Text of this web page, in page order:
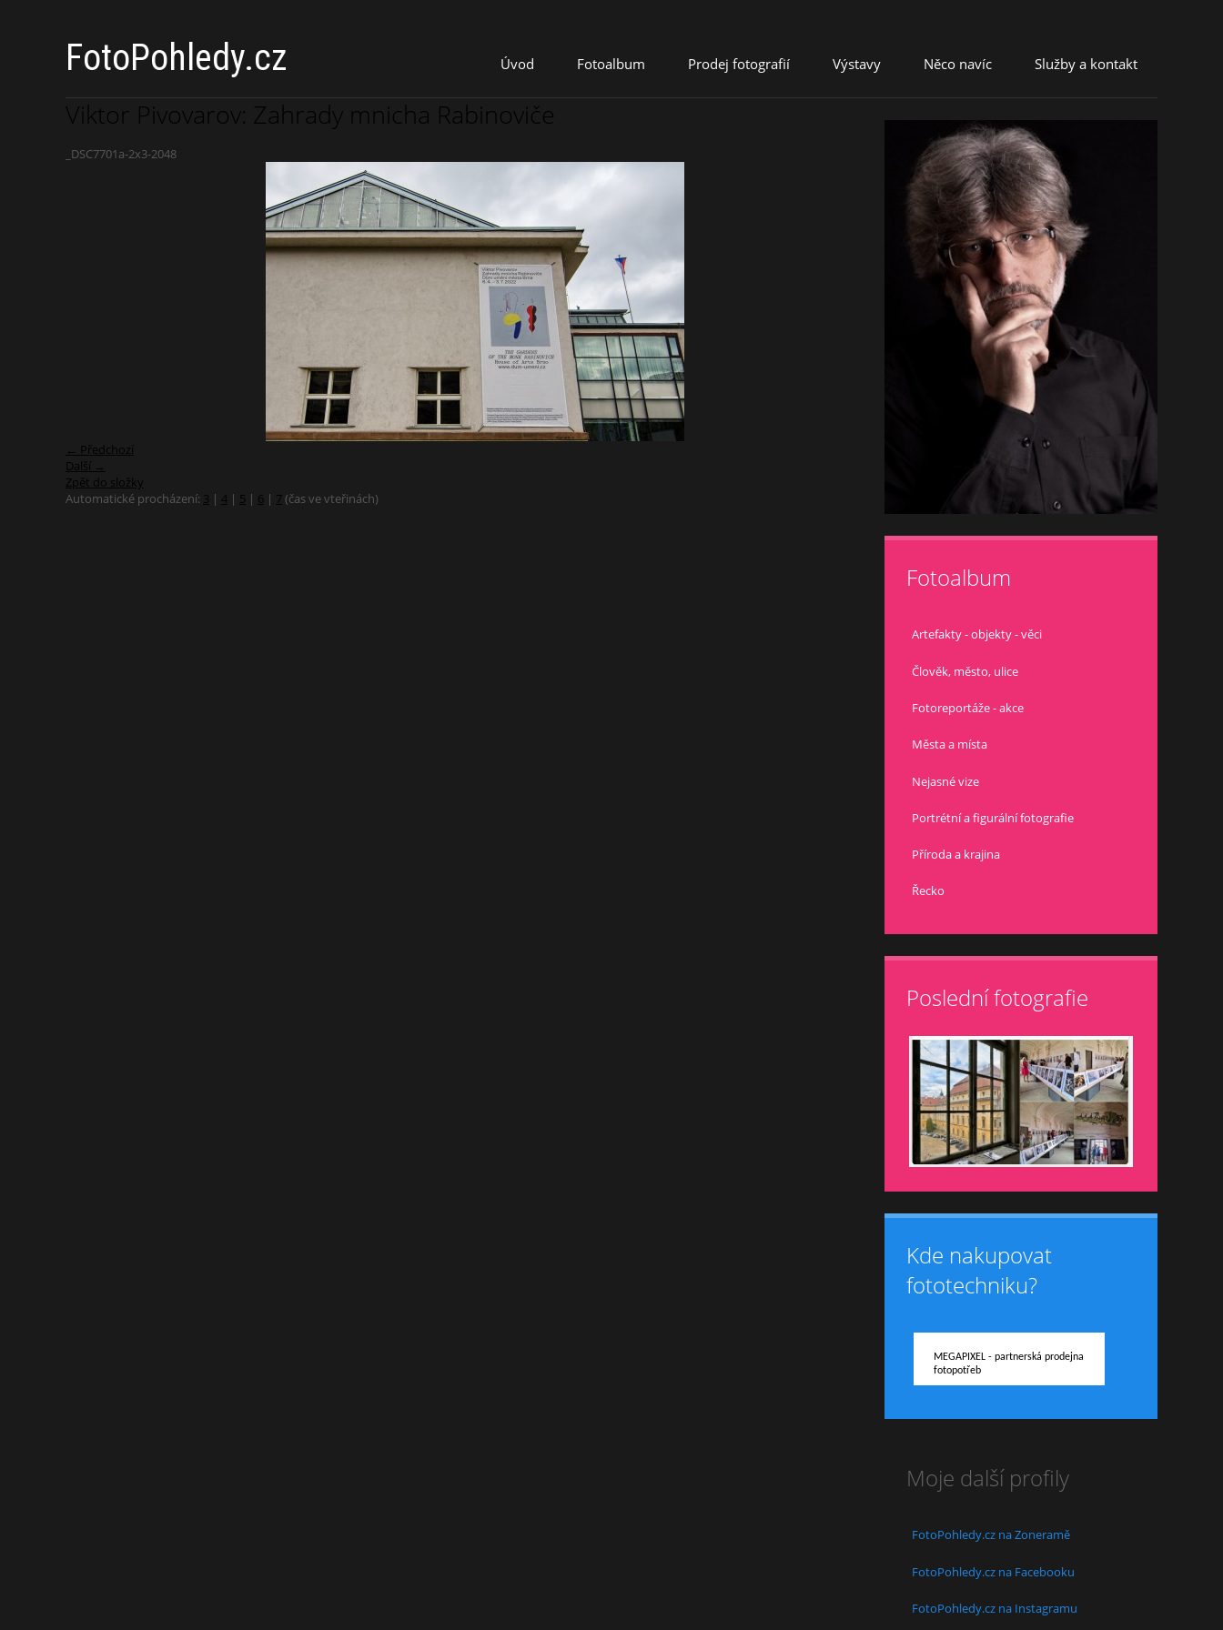
FotoPohledy.cz Úvod Fotoalbum Prodej fotografií Výstavy Něco navíc Služby a kontakt
Viktor Pivovarov: Zahrady mnicha Rabinoviče
_DSC7701a-2x3-2048
← Předchozí
Další →
Zpět do složky
Automatické procházení: 3 | 4 | 5 | 6 | 7 (čas ve vteřinách)
Fotoalbum
Artefakty - objekty - věci
Člověk, město, ulice
Fotoreportáže - akce
Města a místa
Nejasné vize
Portrétní a figurální fotografie
Příroda a krajina
Řecko
Poslední fotografie
Kde nakupovat
fototechniku?
MEGAPIXEL - partnerská prodejna
fotopotřeb
Moje další profily
FotoPohledy.cz na Zoneramě
FotoPohledy.cz na Facebooku
FotoPohledy.cz na Instagramu